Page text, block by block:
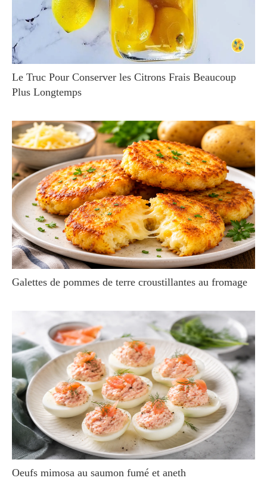
Le Truc Pour Conserver les Citrons Frais Beaucoup
Plus Longtemps
Galettes de pommes de terre croustillantes au fromage
Oeufs mimosa au saumon fumé et aneth